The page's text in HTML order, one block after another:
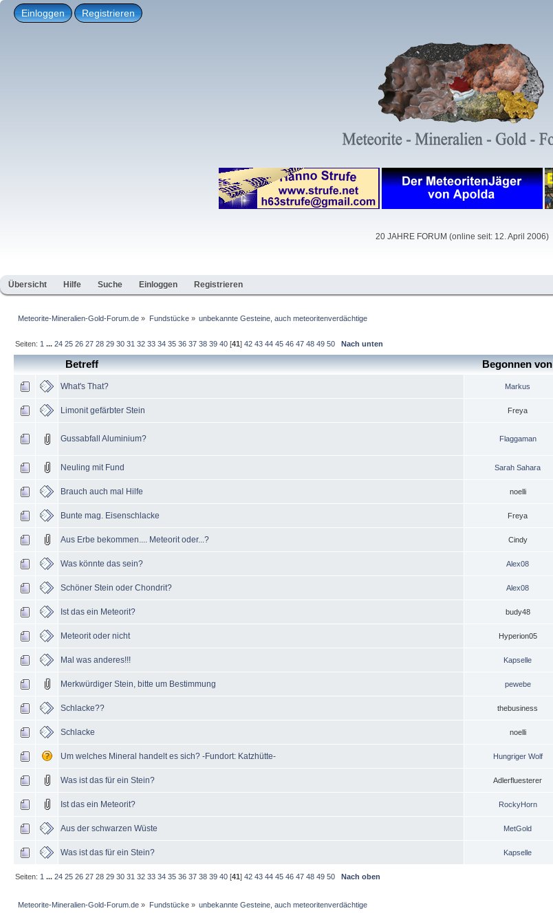
Einloggen Registrieren
20 JAHRE FORUM (online seit: 12. April 2006)
Übersicht Hilfe Suche Einloggen Registrieren
Meteorite-Mineralien-Gold-Forum.de » Fundstücke» unbekannte Gesteine, auch meteoritenverdächtige
Seiten: 1 ...24 25 26 27 28 29 30 31 32 33 34 35 36 37 38 39 40 [41]42 43 44 45 46 47 48 49 50 Nach unten
Betreff Begonnen von
What's That? Markus
Limonit gefärbter Stein Freya
Gussabfall Aluminium? Flaggaman
Neuling mit Fund Sarah Sahara
Brauch auch mal Hilfe noelli
Bunte mag. Eisenschlacke Freya
Aus Erbe bekommen.... Meteorit oder...? Cindy
Was könnte das sein? Alex08
Schöner Stein oder Chondrit? Alex08
Ist das ein Meteorit? budy48
Meteorit oder nicht Hyperion05
Mal was anderes!!! Kapselle
Merkwürdiger Stein, bitte um Bestimmung pewebe
Schlacke?? thebusiness
Schlacke noelli
Um welches Mineral handelt es sich? -Fundort: Katzhütte- Hungriger Wolf
Was ist das für ein Stein? Adlerfluesterer
Ist das ein Meteorit? RockyHorn
Aus der schwarzen Wüste MetGold
Was ist das für ein Stein? Kapselle
Seiten: 1 ...24 25 26 27 28 29 30 31 32 33 34 35 36 37 38 39 40 [41]42 43 44 45 46 47 48 49 50 Nach oben
Meteorite-Mineralien-Gold-Forum.de » Fundstücke» unbekannte Gesteine, auch meteoritenverdächtige